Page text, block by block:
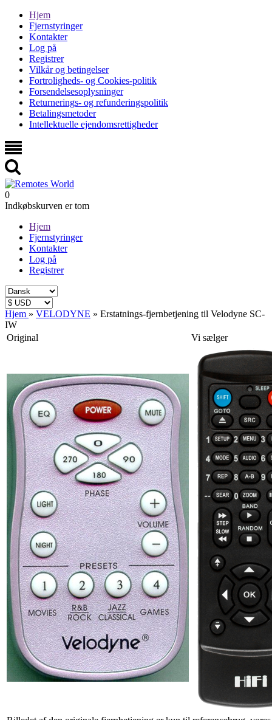
Hjem
Fjernstyringer
Kontakter
Log på
Registrer
Vilkår og betingelser
Fortroligheds- og Cookies-politik
Forsendelsesoplysninger
Returnerings- og refunderingspolitik
Betalingsmetoder
Intellektuelle ejendomsrettigheder
0
Indkøbskurven er tom
Hjem
Fjernstyringer
Kontakter
Log på
Registrer
Hjem » VELODYNE » Erstatnings-fjernbetjening til Velodyne SC-
IW
Original
Vi sælger